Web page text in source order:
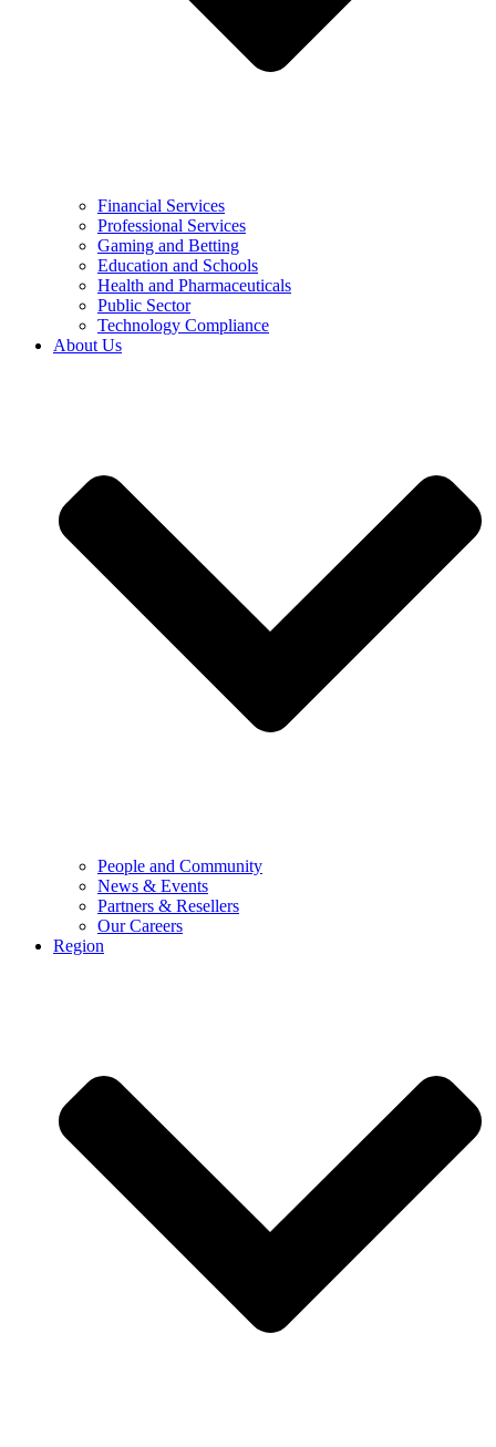
Financial Services
Professional Services
Gaming and Betting
Education and Schools
Health and Pharmaceuticals
Public Sector
Technology Compliance
About Us
People and Community
News & Events
Partners & Resellers
Our Careers
Region